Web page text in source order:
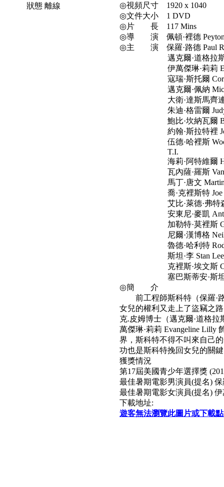
狀態 離線
◎視頻尺寸 1920 x 1040
◎文件大小 1 DVD
◎片 長 117 Mins
◎導 演 佩頓·裡德 Peyton
◎主 演 保羅·路德 Paul
邁克爾·道格拉斯
伊萬傑琳·莉莉
寇瑞·斯托爾
邁克爾·佩納
大衛·達斯馬齊連
朱迪·格雷爾 Judy
鮑比·坎納瓦爾
約翰·斯拉特裡 John
伍德·哈裡斯 Wood
T.I.
海莉·阿特維爾
瓦內薩·羅斯
馬丁·唐文 Martin
喬·克裡斯特 Joe
艾比·萊德·弗特森
安東尼·麥凱
加勒特·莫裡斯
尼爾·漢博格 Neil
魯德·哈利特 Rod
斯坦·李 Stan Lee
克裡斯·埃文斯
塞巴斯蒂安·斯坦
◎簡 介
前工程師斯科特（保羅·路
女兒的權利又走上了盜竊之
克.皮姆博士（邁克爾·道格拉
萬傑琳·莉莉 Evangeline Lilly
界，斯科特不得不叫來自己
功也是斯科特挽回女兒的關
獲獎情況
第17屆美國青少年選擇獎
最佳暑期電影男演員(提名) 保
最佳暑期電影女演員(提名) 伊
下載地址:
遊客無法瀏覽此圖片或下載